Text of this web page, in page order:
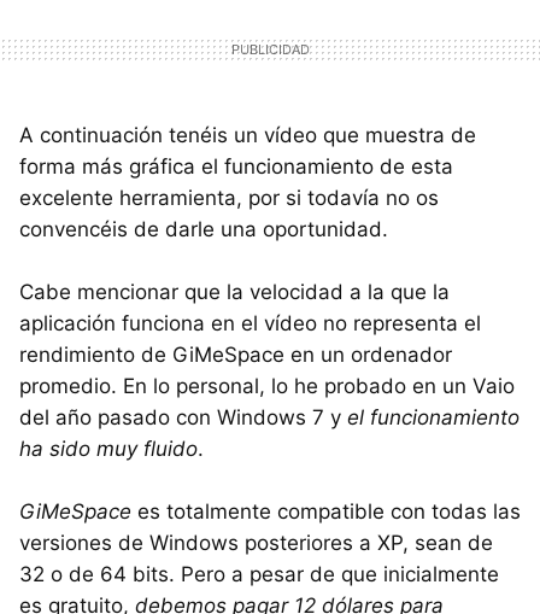
A continuación tenéis un vídeo que muestra de
forma más gráfica el funcionamiento de esta
excelente herramienta, por si todavía no os
convencéis de darle una oportunidad.
Cabe mencionar que la velocidad a la que la
aplicación funciona en el vídeo no representa el
rendimiento de GiMeSpace en un ordenador
promedio. En lo personal, lo he probado en un Vaio
del año pasado con Windows 7 y el funcionamiento
ha sido muy fluido.
GiMeSpace es totalmente compatible con todas las
versiones de Windows posteriores a XP, sean de
32 o de 64 bits. Pero a pesar de que inicialmente
es gratuito, debemos pagar 12 dólares para